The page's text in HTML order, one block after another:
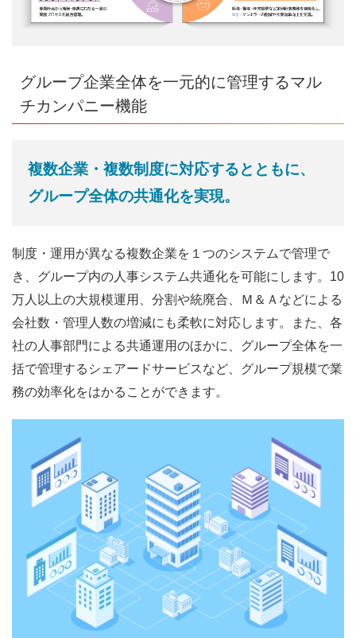
グループ企業全体を一元的に管理するマル
チカンパニー機能
複数企業・複数制度に対応するとともに、
グループ全体の共通化を実現。
制度・運用が異なる複数企業を１つのシステムで管理で
き、グループ内の人事システム共通化を可能にします。10
万人以上の大規模運用、分割や統廃合、Ｍ＆Ａなどによる
会社数・管理人数の増減にも柔軟に対応します。また、各
社の人事部門による共通運用のほかに、グループ全体を一
括で管理するシェアードサービスなど、グループ規模で業
務の効率化をはかることができます。